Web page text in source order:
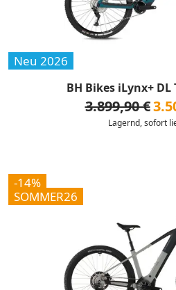
Neu 2026
BH Bikes iLynx+
3.899,90 €
Lagernd, sofort
-14%
SOMMER26